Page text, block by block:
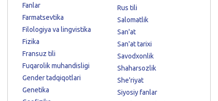
Fanlar
Farmatsevtika
Filologiya va lingvistika
Fizika
Fransuz tili
Fuqarolik muhandisligi
Gender tadqiqotlari
Genetika
Rus tili
Salomatlik
San'at
San'at tarixi
Savodxonlik
Shaharsozlik
She'riyat
Siyosiy fanlar